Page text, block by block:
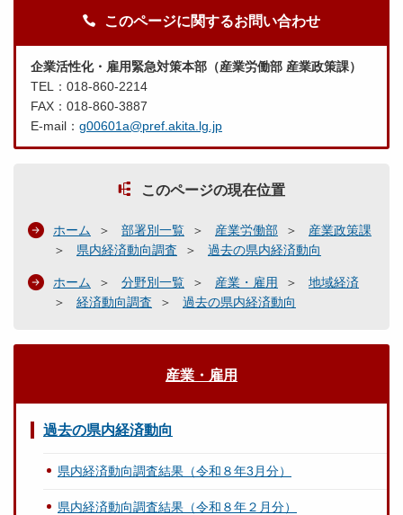
このページに関するお問い合わせ
企業活性化・雇用緊急対策本部（産業労働部 産業政策課）
TEL：018-860-2214
FAX：018-860-3887
E-mail： g00601a@pref.akita.lg.jp
このページの現在位置
ホーム 部署別一覧 産業労働部
産業政策課
県内経済動向調査
過去の県内経済動向
ホーム 分野別一覧 産業・雇用
地域経済
経済動向調査
過去の県内経済動向
産業・雇用
過去の県内経済動向
県内経済動向調査結果（令和８年3月分）
県内経済動向調査結果（令和８年２月分）